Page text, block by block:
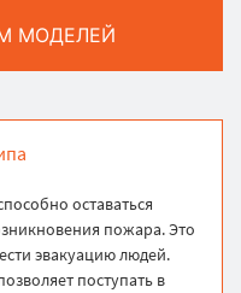
МОДЕЛЕЙ
оставаться
пожара. Это
эвакуацию людей.
поступать в